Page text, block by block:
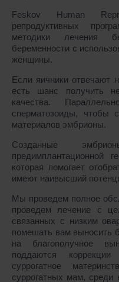
Feskov Human
репродуктивных
методики лечения
беременности с
женщины.
Если яичники отвечают
есть шанс получить
качества.
сперматозоиды, чтобы
материалов эмбрионы.
Созданные
предимплантационной
которая помогает
имеют наивысший
Мы проведем полное
проведем лечение с
связанных с низким
помешать вам выносить
на благополучное
поддаются
суррогатное
суррогатных мам, среди